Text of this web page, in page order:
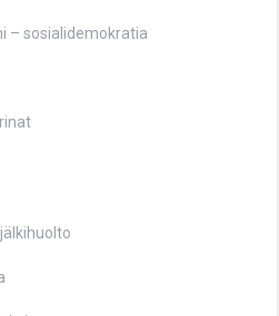
– sosialidemokratia